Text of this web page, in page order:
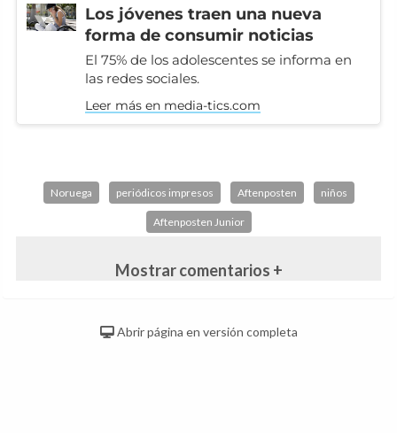
Los jóvenes traen una nueva
forma de consumir noticias
El 75% de los adolescentes se informa en
las redes sociales.
Leer más en media-tics.com
Noruega periódicos impresos Aftenposten niños
Aftenposten Junior
Mostrar comentarios +
Abrir página en versión completa